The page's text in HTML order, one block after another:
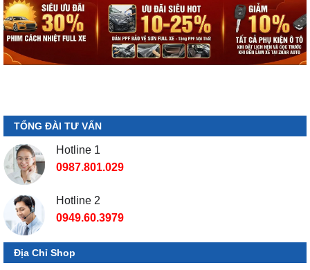
TỔNG ĐÀI TƯ VẤN
Hotline 1
0987.801.029
Hotline 2
0949.60.3979
Địa Chỉ Shop